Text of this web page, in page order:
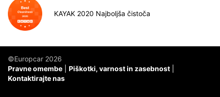
KAYAK 2020 Najboljša čistoča
©Europcar 2026
Pravne omembe
Piškotki, varnost in zasebnost
Kontaktirajte nas